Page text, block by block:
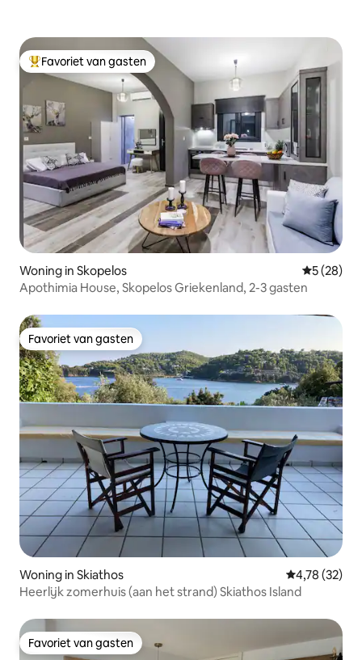
Topfavoriet van gasten
Favoriet van gasten
Woning in Skopelos
5 (28)
Apothimia House, Skopelos Griekenland, 2-3 gasten
Favoriet van gasten
Favoriet van gasten
Woning in Skiathos Gemiddelde
4,78 (32)
Heerlijk zomerhuis (aan het strand) Skiathos Island
Favoriet van gasten
Favoriet van gasten